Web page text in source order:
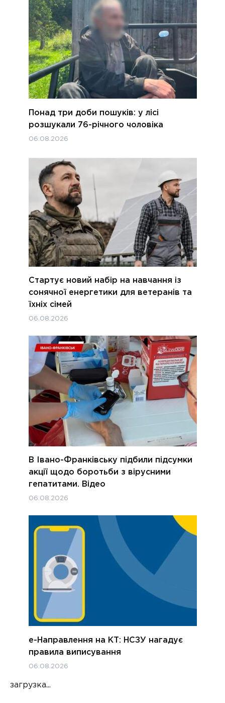
Понад три доби пошуків: у лісі
розшукали 76-річного чоловіка
06.08.2026
Стартує новий набір на навчання із
сонячної енергетики для ветеранів та
їхніх сімей
06.08.2026
В Івано-Франківську підбили підсумки
акції щодо боротьби з вірусними
гепатитами. Відео
06.08.2026
е-Направлення на КТ: НСЗУ нагадує
правила виписування
06.08.2026
загрузка...